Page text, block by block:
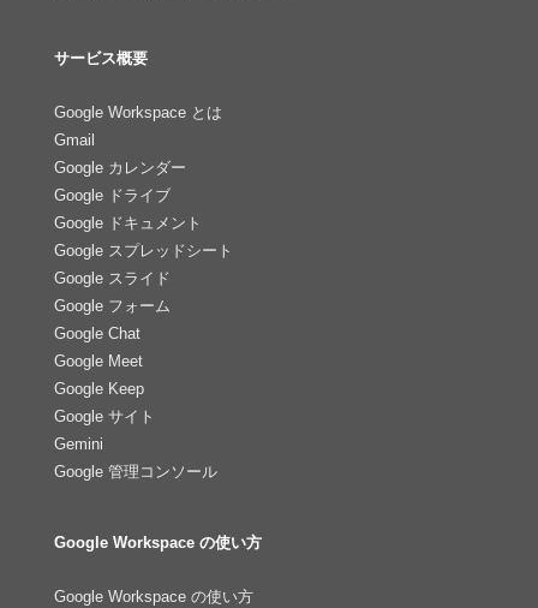
サービス概要
Google Workspace とは
Gmail
Google カレンダー
Google ドライブ
Google ドキュメント
Google スプレッドシート
Google スライド
Google フォーム
Google Chat
Google Meet
Google Keep
Google サイト
Gemini
Google 管理コンソール
Google Workspace の使い方
Google Workspace の使い方